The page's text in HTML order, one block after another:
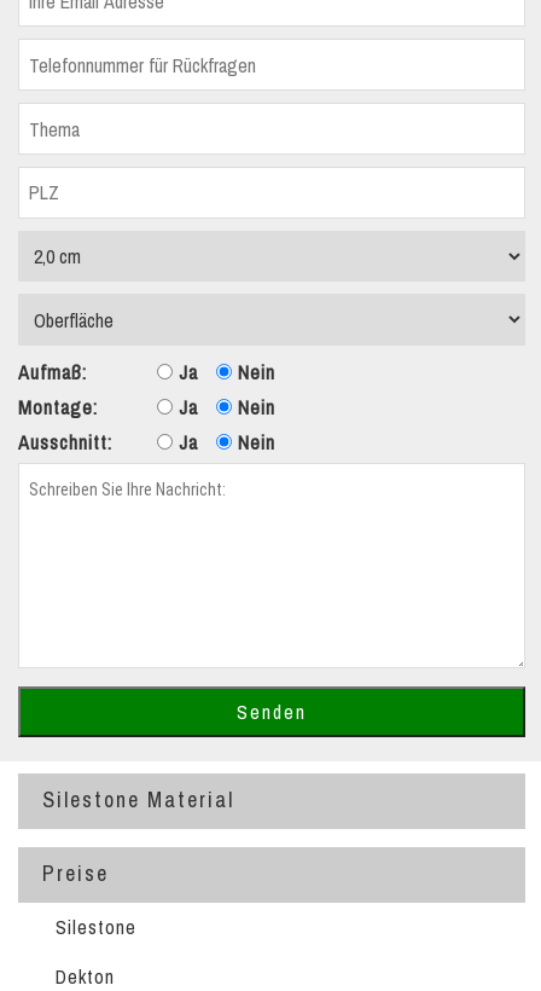
Aufmaß: Ja
Nein
Montage:
Ja
Nein
Ausschnitt:
Ja Nein
Silestone Material
Preise
Silestone
Dekton